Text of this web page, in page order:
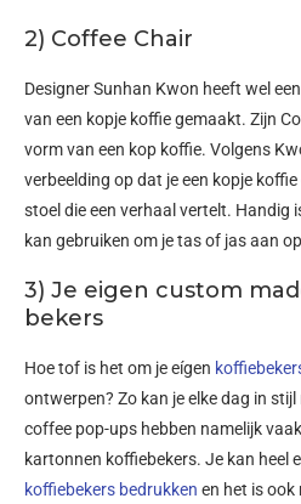
2) Coffee Chair
Designer Sunhan Kwon heeft wel
van een kopje koffie gemaakt. Zijn
vorm van een kop koffie. Volgens
verbeelding op dat je een kopje
stoel die een verhaal vertelt. Handig
kan gebruiken om je tas of jas aan
3) Je eigen custom
bekers
Hoe tof is het om je eígen
ontwerpen? Zo kan je elke dag in
coffee pop-ups hebben namelijk
kartonnen koffiebekers. Je kan heel
koffiebekers bedrukken en het is ook